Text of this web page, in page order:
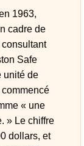
1963,
cadre de
Safe
unité de
« une
» Le chiffre
dollars, et